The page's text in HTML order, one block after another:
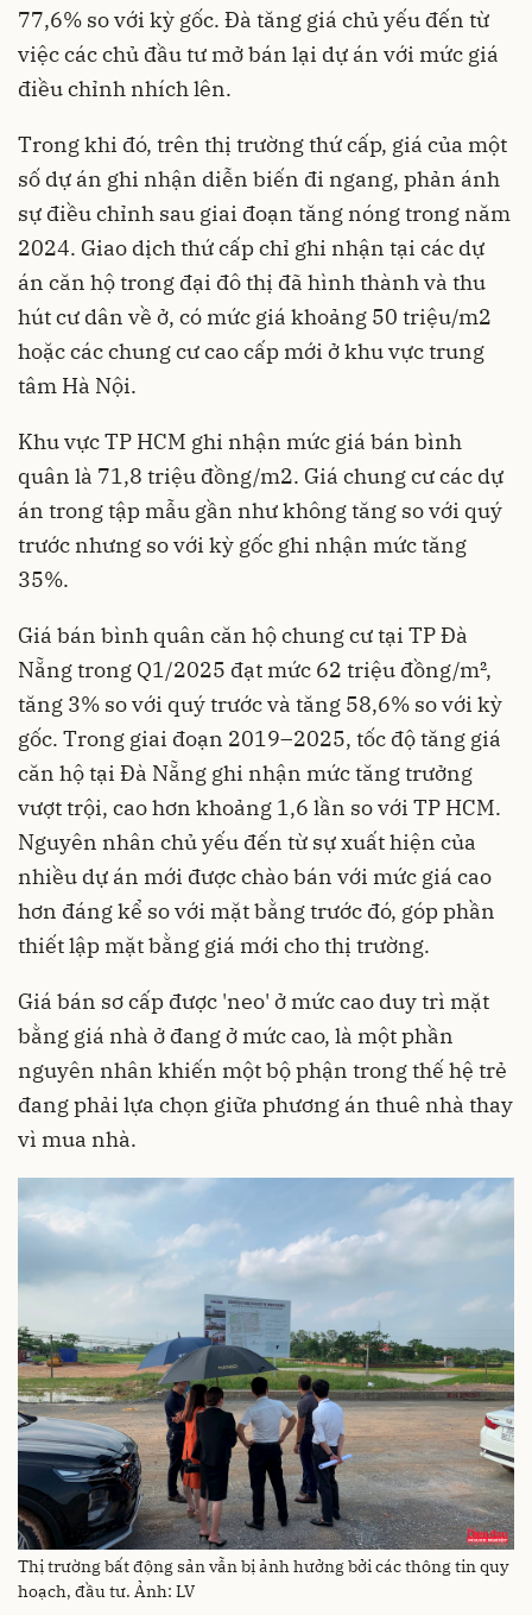
77,6% so với kỳ gốc. Đà tăng giá chủ yếu đến từ
việc các chủ đầu tư mở bán lại dự án với mức giá
điều chỉnh nhích lên.
Trong khi đó, trên thị trường thứ cấp, giá của một
số dự án ghi nhận diễn biến đi ngang, phản ánh
sự điều chỉnh sau giai đoạn tăng nóng trong năm
2024. Giao dịch thứ cấp chỉ ghi nhận tại các dự
án căn hộ trong đại đô thị đã hình thành và thu
hút cư dân về ở, có mức giá khoảng 50 triệu/m2
hoặc các chung cư cao cấp mới ở khu vực trung
tâm Hà Nội.
Khu vực TP HCM ghi nhận mức giá bán bình
quân là 71,8 triệu đồng/m2. Giá chung cư các dự
án trong tập mẫu gần như không tăng so với quý
trước nhưng so với kỳ gốc ghi nhận mức tăng
35%.
Giá bán bình quân căn hộ chung cư tại TP Đà
Nẵng trong Q1/2025 đạt mức 62 triệu đồng/m²,
tăng 3% so với quý trước và tăng 58,6% so với kỳ
gốc. Trong giai đoạn 2019–2025, tốc độ tăng giá
căn hộ tại Đà Nẵng ghi nhận mức tăng trưởng
vượt trội, cao hơn khoảng 1,6 lần so với TP HCM.
Nguyên nhân chủ yếu đến từ sự xuất hiện của
nhiều dự án mới được chào bán với mức giá cao
hơn đáng kể so với mặt bằng trước đó, góp phần
thiết lập mặt bằng giá mới cho thị trường.
Giá bán sơ cấp được 'neo' ở mức cao duy trì mặt
bằng giá nhà ở đang ở mức cao, là một phần
nguyên nhân khiến một bộ phận trong thế hệ trẻ
đang phải lựa chọn giữa phương án thuê nhà thay
vì mua nhà.
Thị trường bất động sản vẫn bị ảnh hưởng bởi các thông tin quy
hoạch, đầu tư. Ảnh: LV